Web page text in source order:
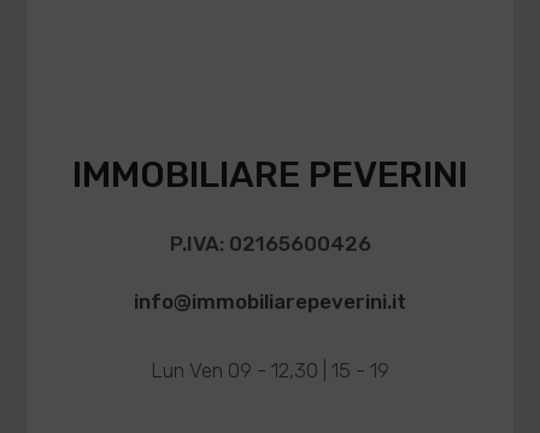
IMMOBILIARE PEVERINI
P.IVA: 02165600426
info@immobiliarepeverini.it
Lun Ven 09 - 12,30 | 15 - 19